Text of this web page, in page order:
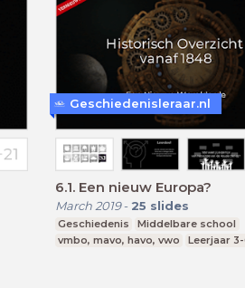
6.1. Een nieuw Europa?
March 2019- 25 slides
Geschiedenis
Middelbare school
vmbo, mavo, havo, vwo
Leerjaar
Geschiedenisleraar.nl